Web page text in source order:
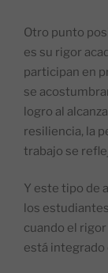
Otro punto
es su rigor
participan en
se
logro al
resiliencia, la
trabajo se
Y este tipo de
los
cuando el
está integrado